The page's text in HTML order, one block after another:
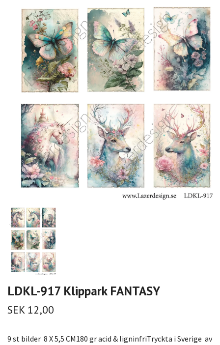
LDKL-917 Klippark FANTASY
SEK 12,00
9 st bilder 8 X 5,5 CM180 gr acid & ligninfriTryckta i Sverige av